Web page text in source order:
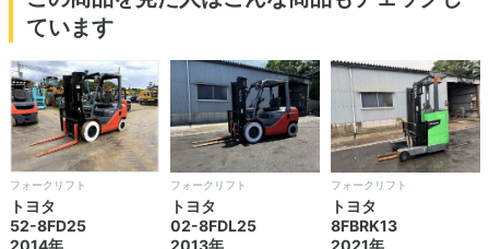
ています
フォークリフト
トヨタ
52-8FD25
2014年
フォークリフト
トヨタ
02-8FDL25
2013年
フォークリフト
トヨタ
8FBRK13
2021年